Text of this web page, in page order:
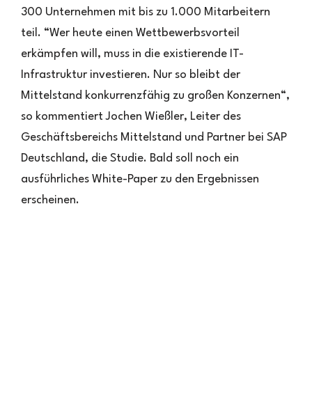
300 Unternehmen mit bis zu 1.000 Mitarbeitern
teil. “Wer heute einen Wettbewerbsvorteil
erkämpfen will, muss in die existierende IT-
Infrastruktur investieren. Nur so bleibt der
Mittelstand konkurrenzfähig zu großen Konzernen“,
so kommentiert Jochen Wießler, Leiter des
Geschäftsbereichs Mittelstand und Partner bei SAP
Deutschland, die Studie. Bald soll noch ein
ausführliches White-Paper zu den Ergebnissen
erscheinen.